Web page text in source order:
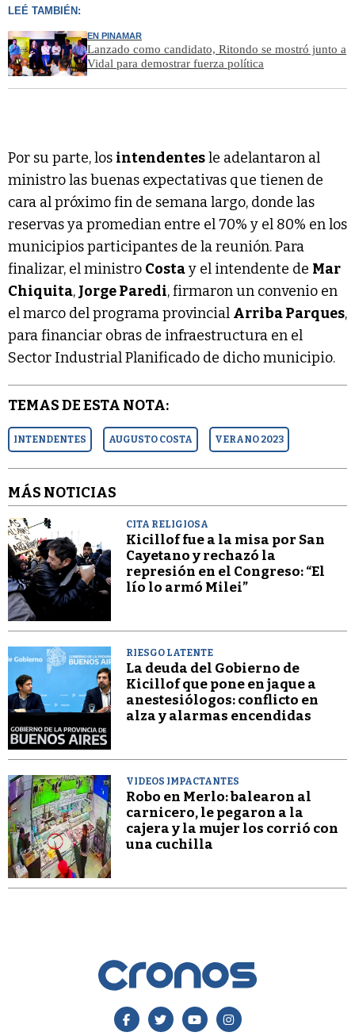
LEÉ TAMBIÉN:
EN PINAMAR
Lanzado como candidato, Ritondo se mostró junto a
Vidal para demostrar fuerza política
Por su parte, los intendentesle adelantaron al
ministro las buenas expectativas que tienen de
cara al próximo fin de semana largo, donde las
reservas ya promedian entre el 70% y el 80% en los
municipios participantes de la reunión. Para
finalizar, el ministro Costay el intendente de Mar
Chiquita, Jorge Paredi, firmaron un convenio en
el marco del programa provincial Arriba Parques,
para financiar obras de infraestructura en el
Sector Industrial Planificado de dicho municipio.
TEMAS DE ESTA NOTA:
INTENDENTES AUGUSTO COSTA VERANO 2023
MÁS NOTICIAS
CITA RELIGIOSA
Kicillof fue a la misa por San
Cayetano y rechazó la
represión en el Congreso: “El
lío lo armó Milei”
RIESGO LATENTE
La deuda del Gobierno de
Kicillof que pone en jaque a
anestesiólogos: conflicto en
alza y alarmas encendidas
VIDEOS IMPACTANTES
Robo en Merlo: balearon al
carnicero, le pegaron a la
cajera y la mujer los corrió con
una cuchilla